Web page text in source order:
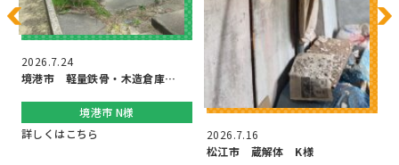
2026.7.24
境港市 軽量鉄骨・木造倉庫…
境港市 N様
詳しくはこちら
2026.7.16
松江市 蔵解体 K様